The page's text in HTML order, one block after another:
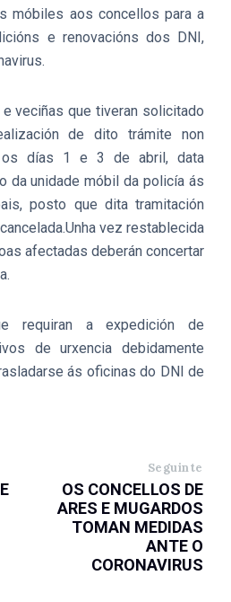
móbiles aos concellos para a
e renovacións dos DNI,
veciñas que tiveran solicitado
de dito trámite non
os días 1 e 3 de abril, data
da unidade móbil da policía ás
posto que dita tramitación
vez restablecida
afectadas deberán concertar
requiran a expedición de
de urxencia debidamente
ás oficinas do DNI de
Seguinte
OS CONCELLOS DE
ARES E MUGARDOS
TOMAN MEDIDAS
ANTE O
CORONAVIRUS